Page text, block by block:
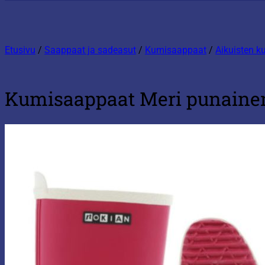
Etusivu / Saappaat ja sadeasut / Kumisaappaat / Aikuisten
Kumisaappaat Meri